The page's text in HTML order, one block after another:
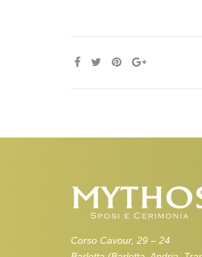
Corso Cavour, 29 – 24